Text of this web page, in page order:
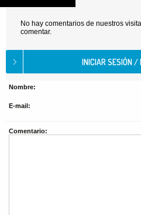
No hay comentarios de nuestros
comentar.
Nombre:
E-mail:
Comentario: